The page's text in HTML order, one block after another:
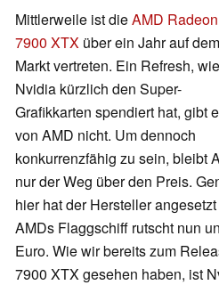
Mittlerweile ist dieAMD
7900 XTX über ein Jahr auf dem
Markt vertreten. Ein Refresh,
Nvidia kürzlich den Super-
Grafikkarten spendiert hat, gibt
von AMD nicht. Um dennoch
konkurrenzfähig zu sein, bleibt
nur der Weg über den Preis.
hier hat der Hersteller
AMDs Flaggschiff rutscht nun
Euro. Wie wir bereits zum
7900 XTX gesehen haben, ist